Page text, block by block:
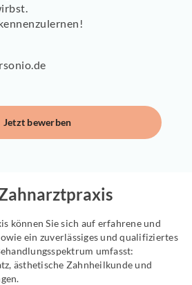
Jetzt bewerben
können Sie sich auf erfahrene und
ein zuverlässiges und qualifiziertes
umfasst:
ästhetische Zahnheilkunde und